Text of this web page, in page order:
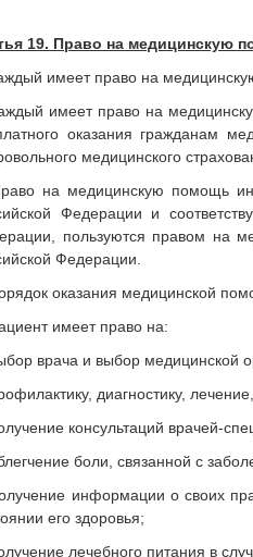
19. Право на медицинскую
имеет право на
имеет право на
оказания гражданам
медицинского
на медицинскую помощь
Федерации и
пользуются правом на
Федерации.
оказания медицинской
имеет право на:
врача и выбор медицинской
диагностику,
консультаций врачей-
боли, связанной с
информации о своих
его здоровья;
лечебного питания в